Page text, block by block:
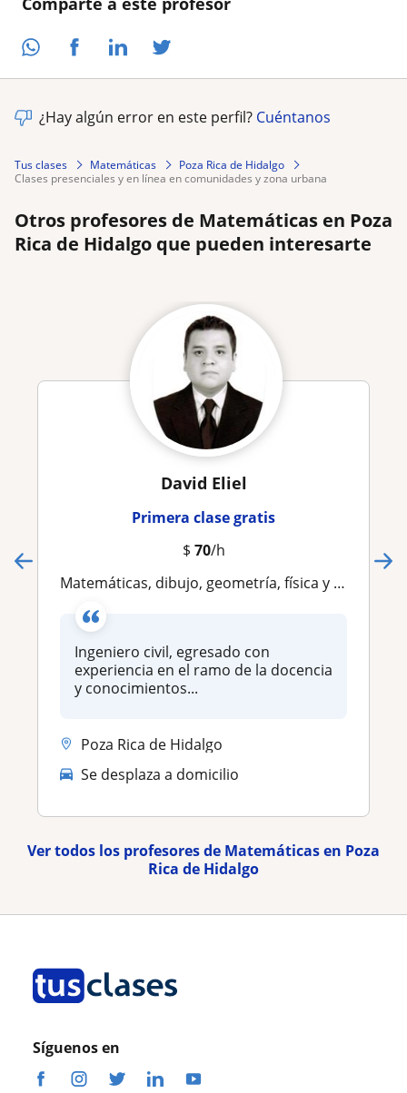
¿Hay algún error en este perfil? Cuéntanos
Tus clases Matemáticas
Poza Rica de Hidalgo
clases presenciales y en línea en comunidades y zona urbana
Otros profesores de Matemáticas en Poza
Rica de Hidalgo que pueden interesarte
David Eliel
Primera clase gratis
$ 70/h
Matemáticas, dibujo, geometría, física y algebra a adolescentes
Ingeniero civil, egresado con
experiencia en el ramo de la docencia
y conocimientos...
Poza Rica de Hidalgo
Se desplaza a domicilio
Ver todos los profesores de Matemáticas en Poza
Rica de Hidalgo
Síguenos en